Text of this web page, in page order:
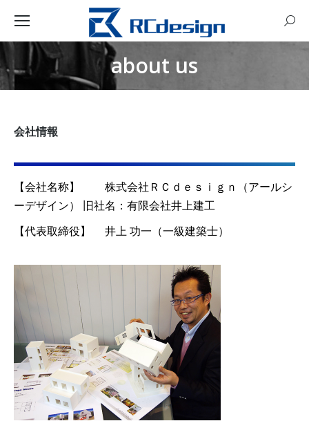
about us
You are here:
会社情報
【会社名称】 株式会社ＲＣｄｅｓｉｇｎ（アールシ
ーデザイン） 旧社名：有限会社井上建工
【代表取締役】 井上 功一（一級建築士）